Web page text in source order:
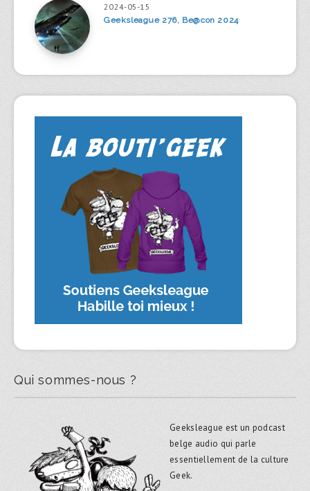
2024-05-15
Geeksleague 276, Be@con 2024
Qui sommes-nous ?
Geeksleague est un podcast
belge audio qui parle
essentiellement de la culture
Geek.